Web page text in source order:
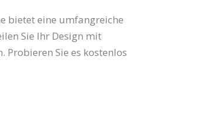
bietet eine umfangreiche
Sie Ihr Design mit
Sie es kostenlos